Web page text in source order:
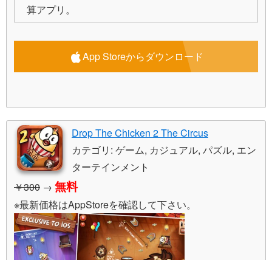
算アプリ。
App Storeからダウンロード
Drop The Chicken 2 The Circus
カテゴリ: ゲーム, カジュアル, パズル, エン
ターテインメント
￥300 → 無料
※最新価格はAppStoreを確認して下さい。